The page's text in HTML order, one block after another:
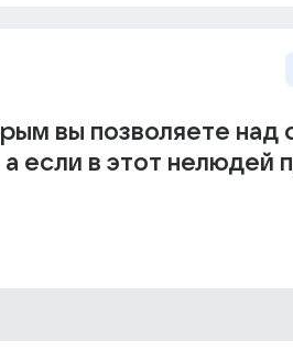
вы позволяете над
если в этот нелюдей